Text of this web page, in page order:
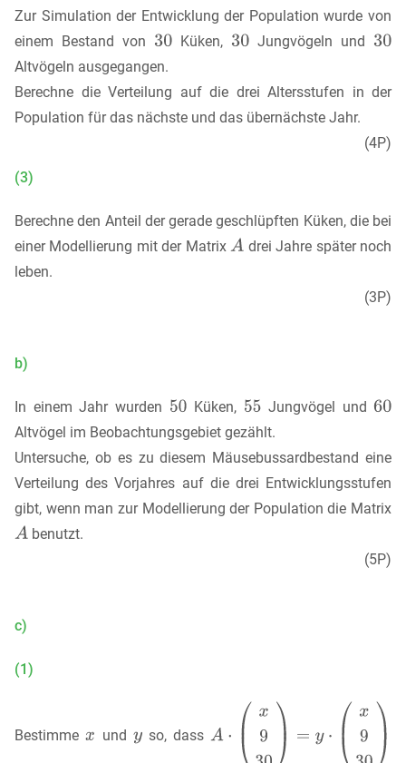
Zur Simulation der Entwicklung der Population wurde von
einem Bestand von
Küken,
Jungvögeln und
Altvögeln ausgegangen.
Berechne die Verteilung auf die drei Altersstufen in der
Population für das nächste und das übernächste Jahr.
(4P)
(3)
Berechne den Anteil der gerade geschlüpften Küken, die bei
einer Modellierung mit der Matrix
drei Jahre später noch
leben.
(3P)
b)
In einem Jahr wurden Küken,
Jungvögel und
Altvögel im Beobachtungsgebiet gezählt.
Untersuche, ob es zu diesem Mäusebussardbestand eine
Verteilung des Vorjahres auf die drei Entwicklungsstufen
gibt, wenn man zur Modellierung der Population die Matrix
benutzt.
(5P)
c)
(1)
Bestimme und so, dass